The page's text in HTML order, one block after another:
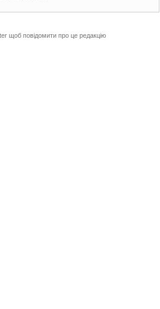
щоб повідомити про це редакцію